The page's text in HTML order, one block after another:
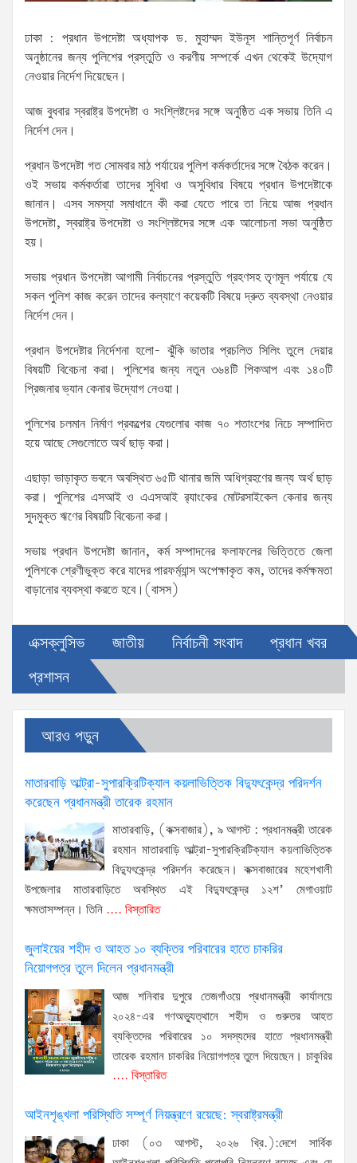
ঢাকা : প্রধান উপদেষ্টা অধ্যাপক ড. মুহাম্মদ ইউনূস শান্তিপূর্ণ নির্বাচন
অনুষ্ঠানের জন্য পুলিশের প্রস্তুতি ও করণীয় সম্পর্কে এখন থেকেই উদ্যোগ
নেওয়ার নির্দেশ দিয়েছেন।
আজ বুধবার স্বরাষ্ট্র উপদেষ্টা ও সংশ্লিষ্টদের সঙ্গে অনুষ্ঠিত এক সভায় তিনি এ
নির্দেশ দেন।
প্রধান উপদেষ্টা গত সোমবার মাঠ পর্যায়ের পুলিশ কর্মকর্তাদের সঙ্গে বৈঠক করেন।
ওই সভায় কর্মকর্তারা তাদের সুবিধা ও অসুবিধার বিষয়ে প্রধান উপদেষ্টাকে
জানান। এসব সমস্যা সমাধানে কী করা যেতে পারে তা নিয়ে আজ প্রধান
উপদেষ্টা, স্বরাষ্ট্র উপদেষ্টা ও সংশ্লিষ্টদের সঙ্গে এক আলোচনা সভা অনুষ্ঠিত
হয়।
সভায় প্রধান উপদেষ্টা আগামী নির্বাচনের প্রস্তুতি গ্রহণসহ তৃণমূল পর্যায়ে যে
সকল পুলিশ কাজ করেন তাদের কল্যাণে কয়েকটি বিষয়ে দ্রুত ব্যবস্থা নেওয়ার
নির্দেশ দেন।
প্রধান উপদেষ্টার নির্দেশনা হলো- ঝুঁকি ভাতার প্রচলিত সিলিং তুলে দেয়ার
বিষয়টি বিবেচনা করা। পুলিশের জন্য নতুন ৩৬৪টি পিকআপ এবং ১৪০টি
প্রিজনার ভ্যান কেনার উদ্যোগ নেওয়া।
পুলিশের চলমান নির্মাণ প্রকল্পের যেগুলোর কাজ ৭০ শতাংশের নিচে সম্পাদিত
হয়ে আছে সেগুলোতে অর্থ ছাড় করা।
এছাড়া ভাড়াকৃত ভবনে অবস্থিত ৬৫টি থানার জমি অধিগ্রহণের জন্য অর্থ ছাড়
করা। পুলিশের এসআই ও এএসআই র‌্যাংকের মোটরসাইকেল কেনার জন্য
সুদমুক্ত ঋণের বিষয়টি বিবেচনা করা।
সভায় প্রধান উপদেষ্টা জানান, কর্ম সম্পাদনের ফলাফলের ভিত্তিতে জেলা
পুলিশকে শ্রেণীভুক্ত করে যাদের পারফর্ম্যান্স অপেক্ষাকৃত কম, তাদের কর্মক্ষমতা
বাড়ানোর ব্যবস্থা করতে হবে।(বাসস)
এক্সক্লুসিভ জাতীয় নির্বাচনী সংবাদ
প্রধান খবর
প্রশাসন
আরও পড়ুন
মাতারবাড়ি আল্ট্রা-সুপারক্রিটিক্যাল কয়লাভিত্তিক বিদ্যুৎকেন্দ্র পরিদর্শন
করেছেন প্রধানমন্ত্রী তারেক রহমান
মাতারবাড়ি, (কক্সবাজার), ৯ আগস্ট : প্রধানমন্ত্রী তারেক
রহমান মাতারবাড়ি আল্ট্রা-সুপারক্রিটিক্যাল কয়লাভিত্তিক
বিদ্যুৎকেন্দ্র পরিদর্শন করেছেন। কক্সবাজারের মহেশখালী
উপজেলার মাতারবাড়িতে অবস্থিত এই বিদ্যুৎকেন্দ্র ১২শ’ মেগাওয়াট
ক্ষমতাসম্পন্ন। তিনি .... বিস্তারিত
জুলাইয়ের শহীদ ও আহত ১০ ব্যক্তির পরিবারের হাতে চাকরির
নিয়োগপত্র তুলে দিলেন প্রধানমন্ত্রী
আজ শনিবার দুপুরে তেজগাঁওয়ে প্রধানমন্ত্রী কার্যালয়ে
২০২৪-এর গণঅভ্যুত্থানে শহীদ ও গুরুতর আহত
ব্যক্তিদের পরিবারের ১০ সদস্যদের হাতে প্রধানমন্ত্রী
তারেক রহমান চাকরির নিয়োগপত্র তুলে দিয়েছেন। চাকুরির
.... বিস্তারিত
আইনশৃঙ্খলা পরিস্থিতি সম্পূর্ণ নিয়ন্ত্রণে রয়েছে: স্বরাষ্ট্রমন্ত্রী
ঢাকা (০৩ আগস্ট, ২০২৬ খ্রি.):দেশে সার্বিক